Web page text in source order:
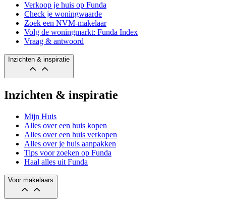
Verkoop je huis op Funda
Check je woningwaarde
Zoek een NVM-makelaar
Volg de woningmarkt: Funda Index
Vraag & antwoord
Inzichten & inspiratie
Inzichten & inspiratie
Mijn Huis
Alles over een huis kopen
Alles over een huis verkopen
Alles over je huis aanpakken
Tips voor zoeken op Funda
Haal alles uit Funda
Voor makelaars